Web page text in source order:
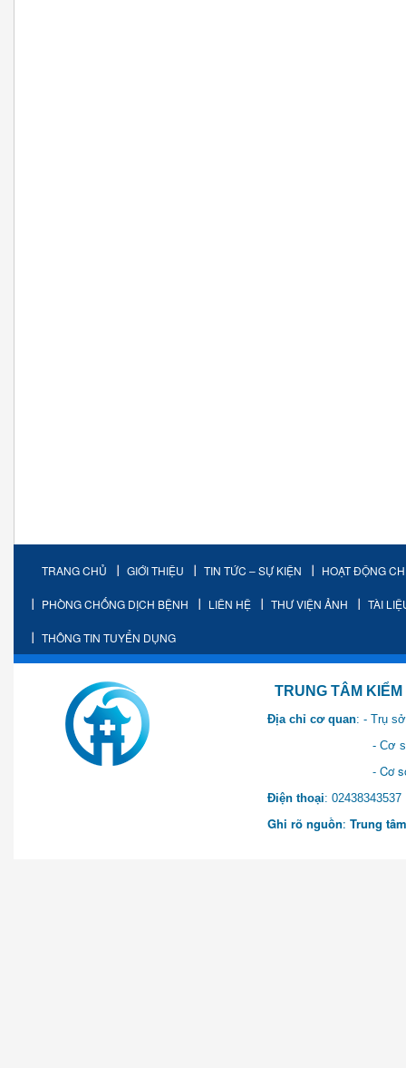
TRANG CHỦ GIỚI THIỆU TIN TỨC – SỰ KIỆN HOẠT ĐỘNG
PHÒNG CHỐNG DỊCH BỆNH LIÊN HỆ THƯ VIỆN ẢNH TÀI
THÔNG TIN TUYỂN DỤNG
TRUNG TÂM KIỂM SOÁT
Địa chỉ cơ quan: - Trụ
- Cơ sở 2: Khu Hành
- Cơ sở 3: Số 1 Ngõ 2
Điện thoại:
Ghi rõ nguồn: Trung